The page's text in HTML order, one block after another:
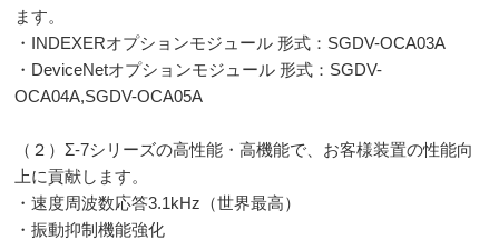
ます。
・INDEXERオプションモジュール 形式：SGDV-OCA03A
・DeviceNetオプションモジュール 形式：SGDV-
OCA04A,SGDV-OCA05A
（２）Σ-7シリーズの高性能・高機能で、お客様装置の性能向
上に貢献します。
・速度周波数応答3.1kHz（世界最高）
・振動抑制機能強化